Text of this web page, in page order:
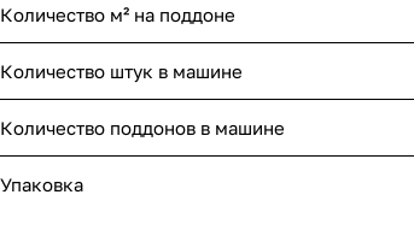
Количество м² на поддоне
Количество штук в машине
Количество поддонов в машине
Упаковка